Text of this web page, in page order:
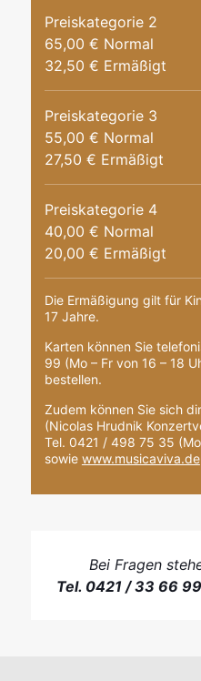
Preiskategorie 2
65,00 € Normal
32,50 € Ermäßigt
Preiskategorie 3
55,00 € Normal
27,50 € Ermäßigt
Preiskategorie 4
40,00 € Normal
20,00 € Ermäßigt
Die Ermäßigung gilt für
17 Jahre.
Karten können Sie
99 (Mo – Fr von 16 – 18
bestellen.
Zudem können Sie sich
(Nicolas Hrudnik
Tel. 0421 / 498 75 35
sowie www.musicaviva.de
Bei Fragen
Tel. 0421 / 33 66 99